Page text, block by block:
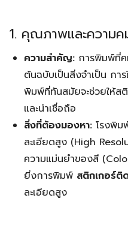
1. คุณภาพและความ
ความสำคัญ: การพิมพ์ที่
ต้นฉบับเป็นสิ่งจำเป็น การ
พิมพ์ที่ทันสมัยจะช่วยให้ส
และน่าเชื่อถือ
สิ่งที่ต้องมองหา: โรงพิม
ละเอียดสูง (High
ความแม่นยำของสี
ยิ่งการพิมพ์ สติกเกอร์ติ
ละเอียดสูง